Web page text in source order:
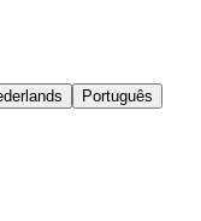
Português